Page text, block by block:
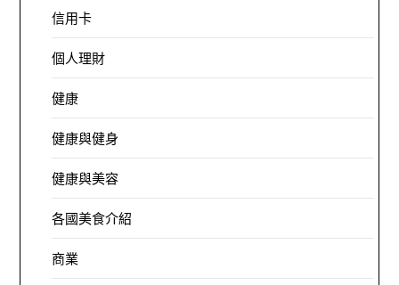
信用卡
個人理財
健康
健康與健身
健康與美容
各國美食介紹
商業